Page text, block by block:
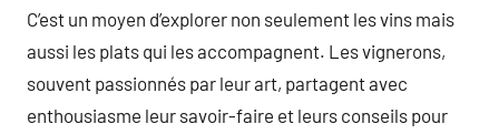
C’est un moyen d’explorer non seulement les vins mais
aussi les plats qui les accompagnent. Les vignerons,
souvent passionnés par leur art, partagent avec
enthousiasme leur savoir-faire et leurs conseils pour